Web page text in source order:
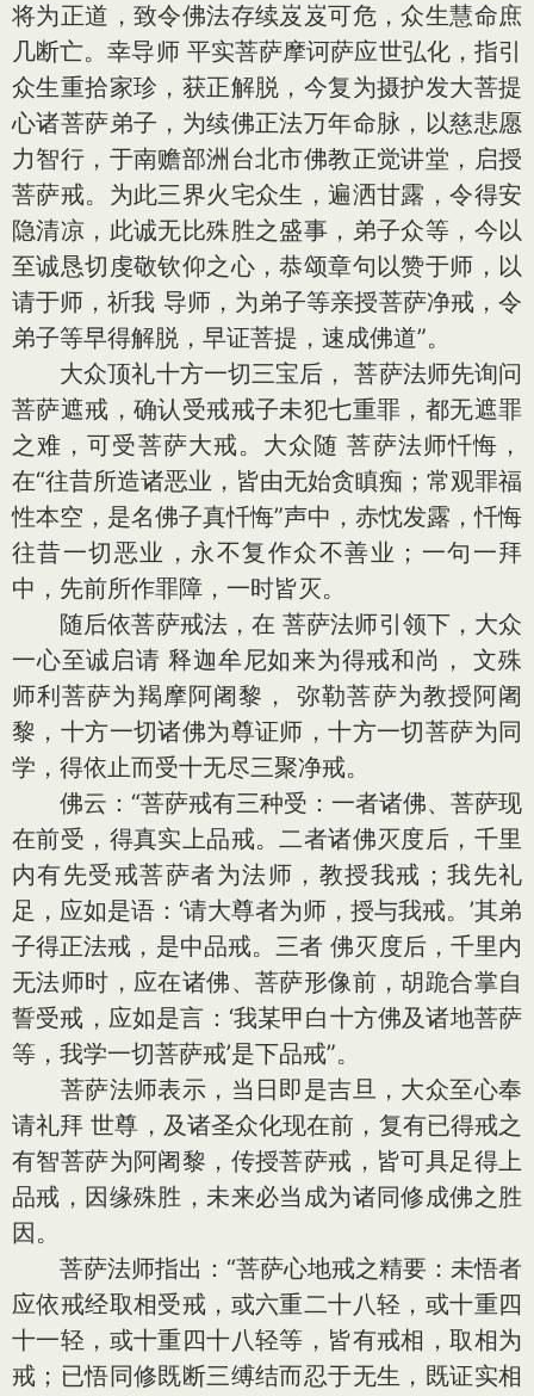
将为正道，致令佛法存续岌岌可危，众生慧命庶
几断亡。幸导师 平实菩萨摩诃萨应世弘化，指引
众生重拾家珍，获正解脱，今复为摄护发大菩提
心诸菩萨弟子，为续佛正法万年命脉，以慈悲愿
力智行，于南赡部洲台北市佛教正觉讲堂，启授
菩萨戒。为此三界火宅众生，遍洒甘露，令得安
隐清凉，此诚无比殊胜之盛事，弟子众等，今以
至诚恳切虔敬钦仰之心，恭颂章句以赞于师，以
请于师，祈我 导师，为弟子等亲授菩萨净戒，令
弟子等早得解脱，早证菩提，速成佛道”。
大众顶礼十方一切三宝后， 菩萨法师先询问
菩萨遮戒，确认受戒戒子未犯七重罪，都无遮罪
之难，可受菩萨大戒。大众随 菩萨法师忏悔，
在“往昔所造诸恶业，皆由无始贪瞋痴；常观罪福
性本空，是名佛子真忏悔”声中，赤忱发露，忏悔
往昔一切恶业，永不复作众不善业；一句一拜
中，先前所作罪障，一时皆灭。
随后依菩萨戒法，在 菩萨法师引领下，大众
一心至诚启请 释迦牟尼如来为得戒和尚， 文殊
师利菩萨为羯摩阿阇黎， 弥勒菩萨为教授阿阇
黎，十方一切诸佛为尊证师，十方一切菩萨为同
学，得依止而受十无尽三聚净戒。
佛云：“菩萨戒有三种受：一者诸佛、菩萨现
在前受，得真实上品戒。二者诸佛灭度后，千里
内有先受戒菩萨者为法师，教授我戒；我先礼
足，应如是语：‘请大尊者为师，授与我戒。’其弟
子得正法戒，是中品戒。三者 佛灭度后，千里内
无法师时，应在诸佛、菩萨形像前，胡跪合掌自
誓受戒，应如是言：‘我某甲白十方佛及诸地菩萨
等，我学一切菩萨戒’是下品戒”。
菩萨法师表示，当日即是吉旦，大众至心奉
请礼拜 世尊，及诸圣众化现在前，复有已得戒之
有智菩萨为阿阇黎，传授菩萨戒，皆可具足得上
品戒，因缘殊胜，未来必当成为诸同修成佛之胜
因。
菩萨法师指出：“菩萨心地戒之精要：未悟者
应依戒经取相受戒，或六重二十八轻，或十重四
十一轻，或十重四十八轻等，皆有戒相，取相为
戒；已悟同修既断三缚结而忍于无生，既证实相